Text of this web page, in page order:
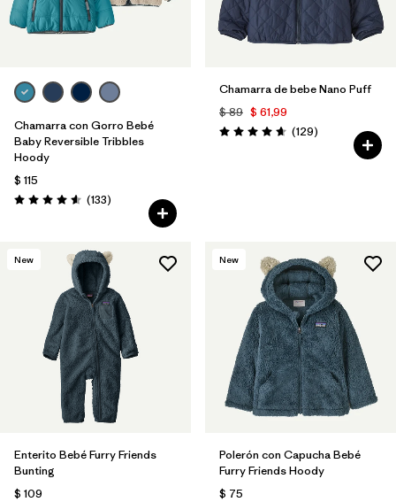
Chamarra con Gorro Bebé
Baby Reversible Tribbles
Hoody
$ 115
Valoración: 4.6 / 5
(133Comentarios
)
Chamarra de bebe Nano Puff
$ 89 $ 61,99
Valoración: 4.7 / 5
(129Comentarios
)
New
Enterito Bebé Furry Friends
Bunting
$ 109
New
Polerón con Capucha Bebé
Furry Friends Hoody
$ 75